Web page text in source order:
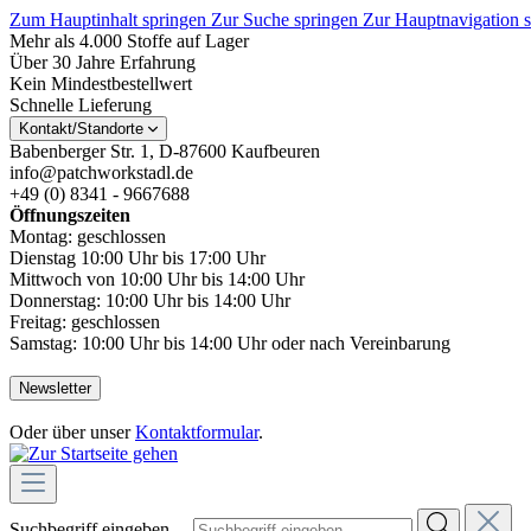
Zum Hauptinhalt springen Zur Suche springen Zur Hauptnavigation
Mehr als 4.000 Stoffe auf Lager
Über 30 Jahre Erfahrung
Kein Mindestbestellwert
Schnelle Lieferung
Kontakt/Standorte
Babenberger Str. 1, D-87600 Kaufbeuren
info@patchworkstadl.de
+49 (0) 8341 - 9667688
Öffnungszeiten
Montag: geschlossen
Dienstag 10:00 Uhr bis 17:00 Uhr
Mittwoch von 10:00 Uhr bis 14:00 Uhr
Donnerstag: 10:00 Uhr bis 14:00 Uhr
Freitag: geschlossen
Samstag: 10:00 Uhr bis 14:00 Uhr oder nach Vereinbarung
Newsletter
Oder über unserKontaktformular.